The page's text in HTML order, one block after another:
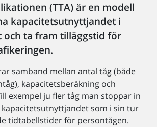
(TTA) är en modell
kapacitetsutnyttjandet i
och ta fram tilläggstid för
samband mellan antal tåg (både
kapacitetsberäkning och
exempel ju fler tåg man stoppar in
som i sin tur
tidtabellstider för persontågen.